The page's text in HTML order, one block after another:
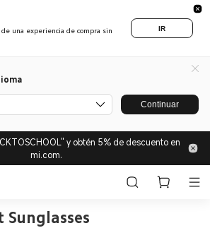
una experiencia de compra sin
IR
Continuar
y obtén 5% de descuento en
mi.com.
Sunglasses